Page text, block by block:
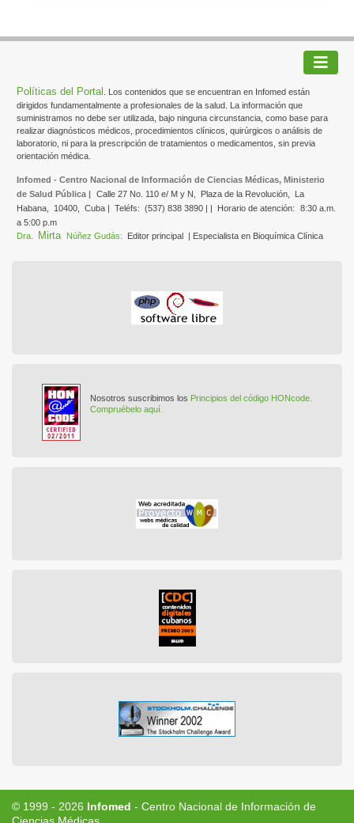
Políticas del Portal . Los contenidos que se encuentran en Infomed están
dirigidos fundamentalmente a profesionales de la salud. La información que
suministramos no debe ser utilizada, bajo ninguna circunstancia, como base para
realizar diagnósticos médicos, procedimientos clínicos, quirúrgicos o análisis de
laboratorio, ni para la prescripción de tratamientos o medicamentos, sin previa
orientación médica.
Infomed - Centro Nacional de Información de Ciencias Médicas, Ministerio
de Salud Pública |
Calle 27 No. 110 e/ M y N, Plaza de la Revolución,
La
Habana, 10400, Cuba | Teléfs: (537) 838 3890 | | Horario de atención:
8:30 a.m.
a 5:00 p.m
Dra.
Mirta Núñez Gudás: Editor principal | Especialista en Bioquímica Clínica
Nosotros suscribimos los Principios del código HONcode.
Compruébelo aquí.
© 1999 - 2026 Infomed - Centro Nacional de Información de